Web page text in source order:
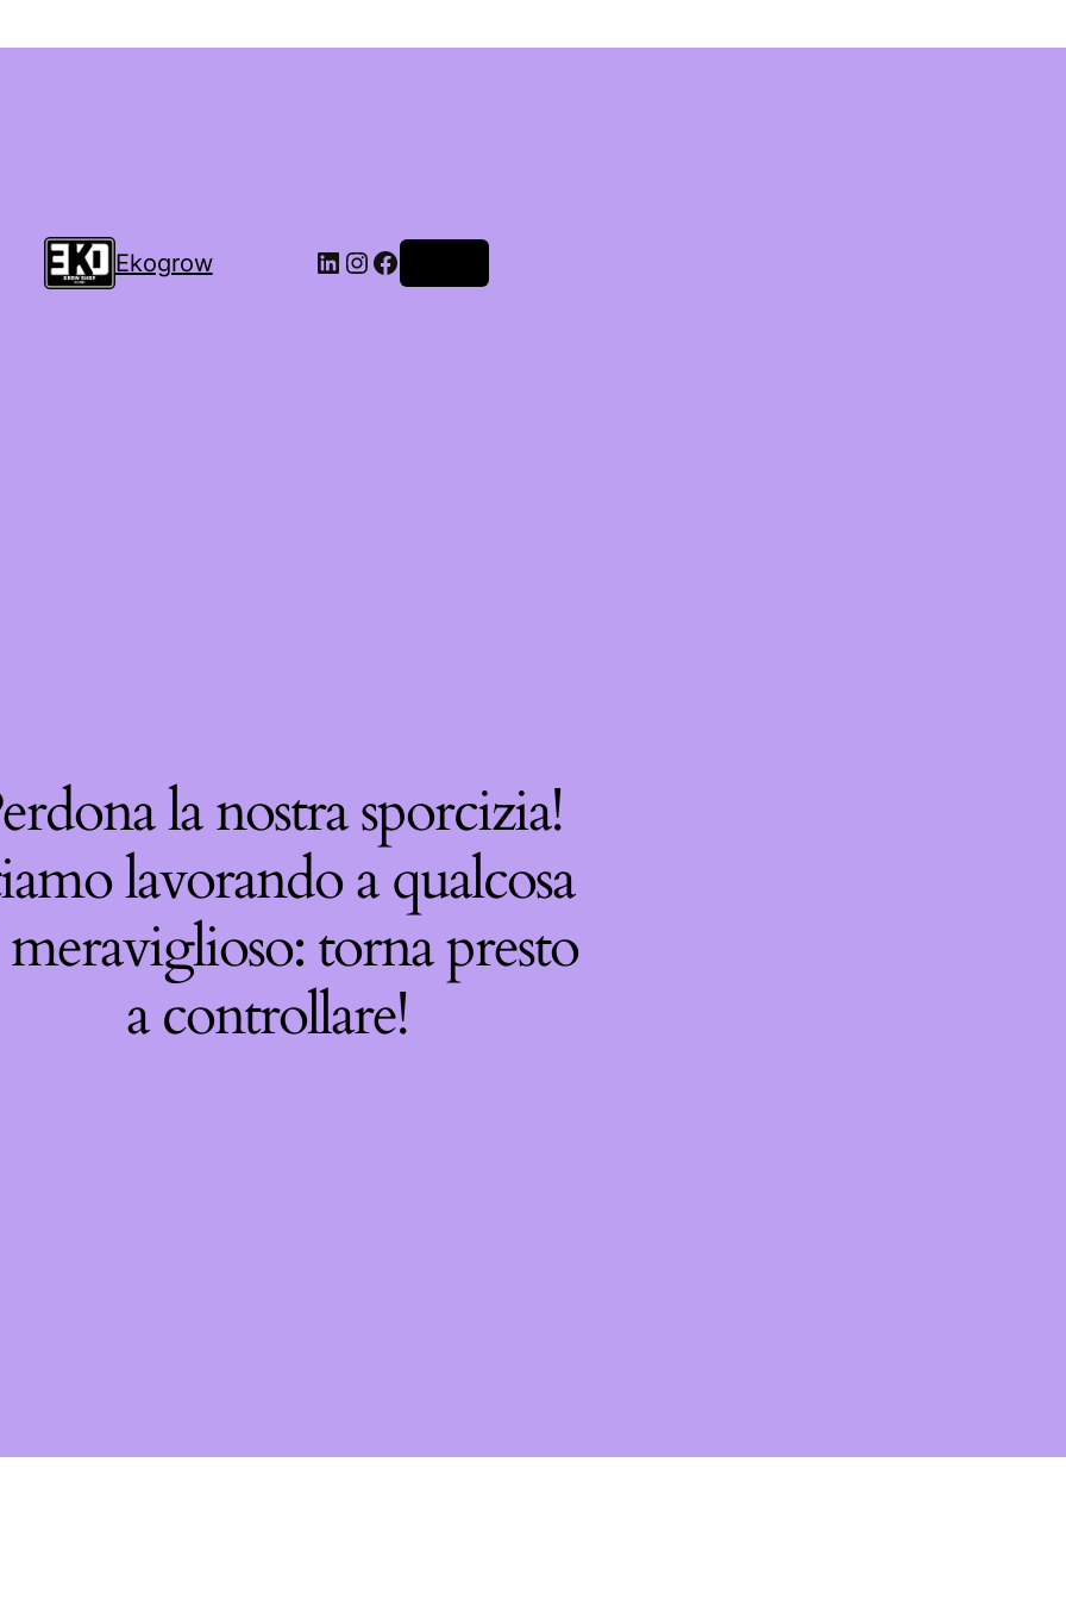
Ekogrow
la nostra sporcizia!
lavorando a qualcosa
torna presto
a controllare!